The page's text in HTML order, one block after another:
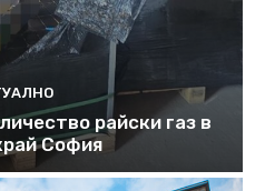
райски газ в
София